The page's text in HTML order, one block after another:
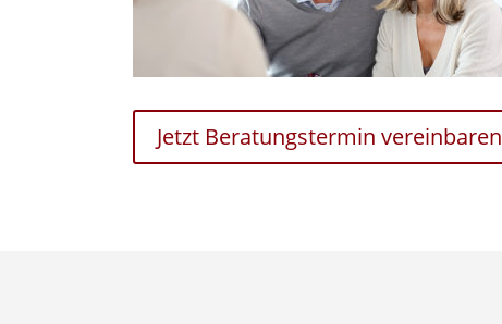
Jetzt Beratungstermin vereinbaren